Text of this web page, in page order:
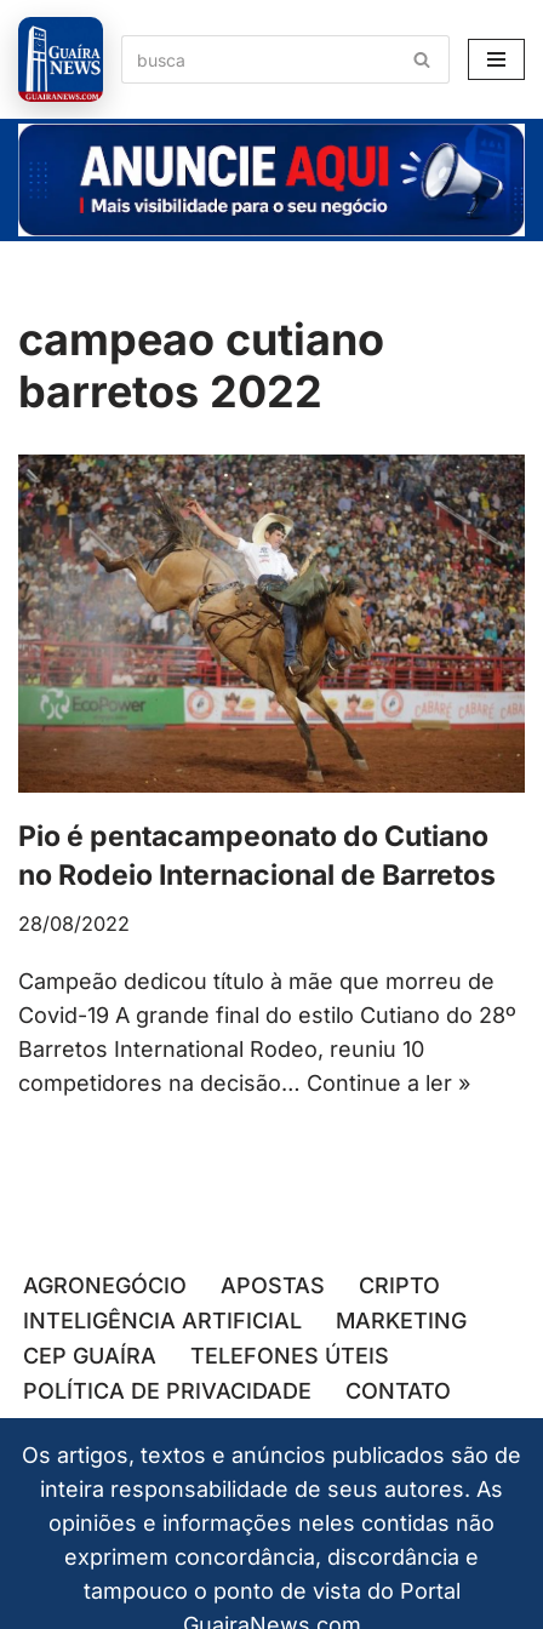
Pular
para
o
conteúdo
campeao cutiano
barretos 2022
Pio é pentacampeonato do Cutiano
no Rodeio Internacional de Barretos
28/08/2022
Campeão dedicou título à mãe que morreu de
Covid-19 A grande final do estilo Cutiano do 28º
Barretos International Rodeo, reuniu 10
competidores na decisão… Continue a ler »
AGRONEGÓCIO APOSTAS
CRIPTO
INTELIGÊNCIA ARTIFICIAL
MARKETING
CEP GUAÍRA
TELEFONES ÚTEIS
POLÍTICA DE PRIVACIDADE
CONTATO
Os artigos, textos e anúncios publicados são de
inteira responsabilidade de seus autores. As
opiniões e informações neles contidas não
exprimem concordância, discordância e
tampouco o ponto de vista do Portal